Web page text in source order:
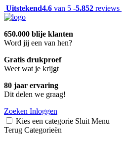
Uitstekend4.6 van 5 -5.852 reviews
650.000 blije klanten
Word jij een van hen?
Gratis drukproef
Weet wat je krijgt
80 jaar ervaring
Dit delen we graag!
Zoeken Inloggen
Kies een categorie Sluit Menu
Terug Categorieën